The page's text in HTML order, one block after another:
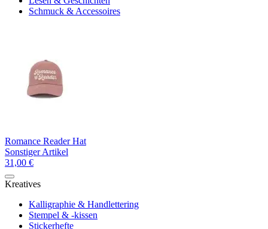
Schmuck & Accessoires
Romance Reader Hat
Sonstiger Artikel
31,00 €
Kreatives
Kalligraphie & Handlettering
Stempel & -kissen
Stickerhefte